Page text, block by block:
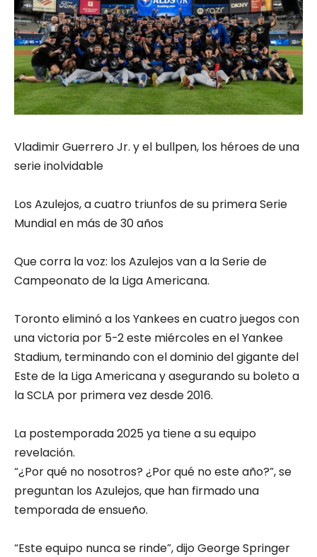
Vladimir Guerrero Jr. y el bullpen, los héroes de una
serie inolvidable
Los Azulejos, a cuatro triunfos de su primera Serie
Mundial en más de 30 años
Que corra la voz: los Azulejos van a la Serie de
Campeonato de la Liga Americana.
Toronto eliminó a los Yankees en cuatro juegos con
una victoria por 5-2 este miércoles en el Yankee
Stadium, terminando con el dominio del gigante del
Este de la Liga Americana y asegurando su boleto a
la SCLA por primera vez desde 2016.
La postemporada 2025 ya tiene a su equipo
revelación.
“¿Por qué no nosotros? ¿Por qué no este año?”, se
preguntan los Azulejos, que han firmado una
temporada de ensueño.
“Este equipo nunca se rinde”, dijo George Springer